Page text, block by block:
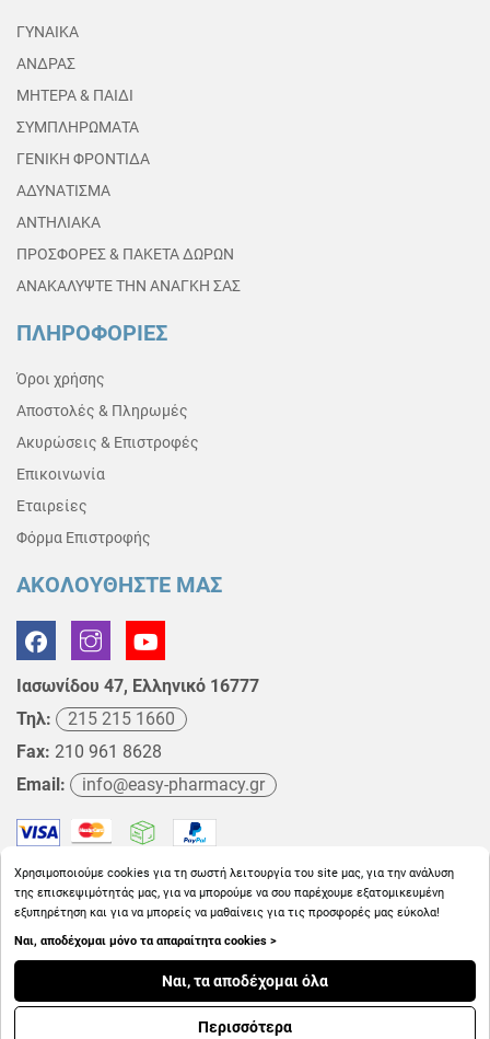
ΓΥΝΑΙΚΑ
ΑΝΔΡΑΣ
ΜΗΤΕΡΑ & ΠΑΙΔΙ
ΣΥΜΠΛΗΡΩΜΑΤΑ
ΓΕΝΙΚΗ ΦΡΟΝΤΙΔΑ
ΑΔΥΝΑΤΙΣΜΑ
ΑΝΤΗΛΙΑΚΑ
ΠΡΟΣΦΟΡΕΣ & ΠΑΚΕΤΑ ΔΩΡΩΝ
ΑΝΑΚΑΛΥΨΤΕ ΤΗΝ ΑΝΑΓΚΗ ΣΑΣ
ΠΛΗΡΟΦΟΡΙΕΣ
Όροι χρήσης
Αποστολές & Πληρωμές
Ακυρώσεις & Επιστροφές
Επικοινωνία
Εταιρείες
Φόρμα Επιστροφής
ΑΚΟΛΟΥΘΗΣΤΕ ΜΑΣ
Ιασωνίδου 47, Ελληνικό 16777
Τηλ:
215 215 1660
Fax: 210 961 8628
Email:
info@easy-pharmacy.gr
Copyright © 2026EasyPharmacy.gr
Χρησιμοποιούμε cookies για τη σωστή λειτουργία του site μας, για την ανάλυση
της επισκεψιμότητάς μας, για να μπορούμε να σου παρέχουμε εξατομικευμένη
εξυπηρέτηση και για να μπορείς να μαθαίνεις για τις προσφορές μας εύκολα!
Ναι, αποδέχομαι μόνο τα απαραίτητα cookies >
Ναι, τα αποδέχομαι όλα
Περισσότερα